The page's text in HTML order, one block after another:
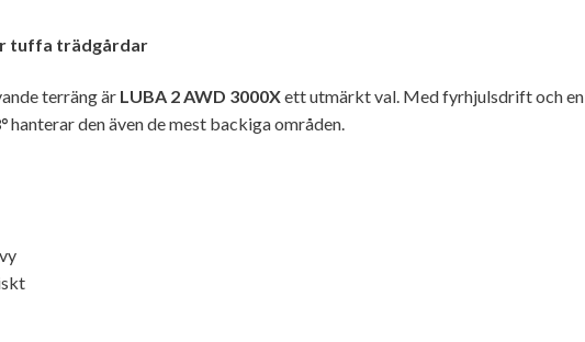
tuffa trädgårdar
terräng är LUBA 2 AWD 3000Xett utmärkt val. Med fyrhjulsdrift och en
hanterar den även de mest backiga områden.